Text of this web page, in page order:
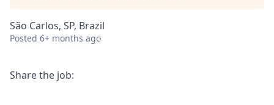
São Carlos, SP, Brazil
Posted 6+ months ago
Share the job: